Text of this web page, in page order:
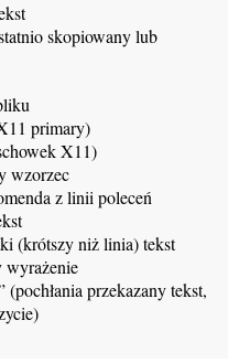
skopiowany lub
primary)
X11)
wzorzec
z linii poleceń
(krótszy niż linia) tekst
wyrażenie
(pochłania przekazany tekst,